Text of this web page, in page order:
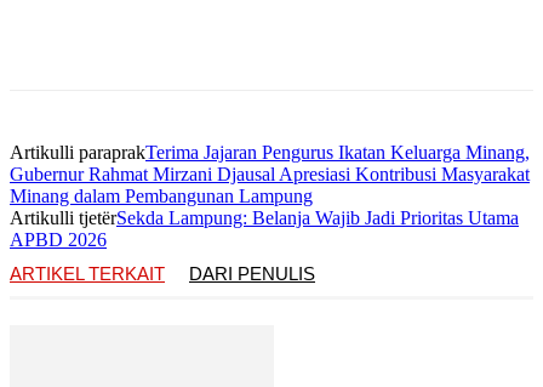
Artikulli paraprakTerima Jajaran Pengurus Ikatan Keluarga Minang,
Gubernur Rahmat Mirzani Djausal Apresiasi Kontribusi Masyarakat
Minang dalam Pembangunan Lampung
Artikulli tjetërSekda Lampung: Belanja Wajib Jadi Prioritas Utama
APBD 2026
ARTIKEL TERKAIT
DARI PENULIS